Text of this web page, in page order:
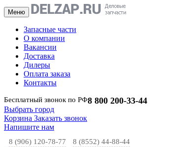
Меню
Запасные части
О компании
Вакансии
Доставка
Дилеры
Оплата заказа
Контакты
Бесплатный звонок по РФ8 800 200-33-44
Выбрать город
Корзина Заказать звонок
Напишите нам
8 (906) 120-78-77 8 (8552) 44-88-44